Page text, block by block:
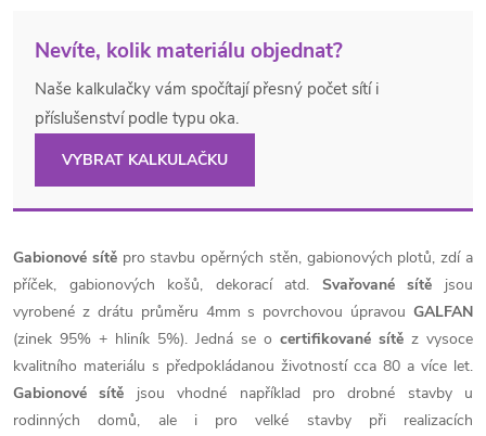
Nevíte, kolik materiálu objednat?
Naše kalkulačky vám spočítají přesný počet sítí i
příslušenství podle typu oka.
VYBRAT KALKULAČKU
Gabionové sítěpro stavbu opěrných stěn, gabionových plotů, zdí a
příček, gabionových košů, dekorací atd. Svařované sítě jsou
vyrobené z drátu průměru 4mm s povrchovou úpravou GALFAN
(zinek 95% + hliník 5%). Jedná se o certifikované sítě z vysoce
kvalitního materiálu s předpokládanou životností cca 80 a více let.
Gabionové sítě jsou vhodné například pro drobné stavby u
rodinných domů, ale i pro velké stavby při realizacích